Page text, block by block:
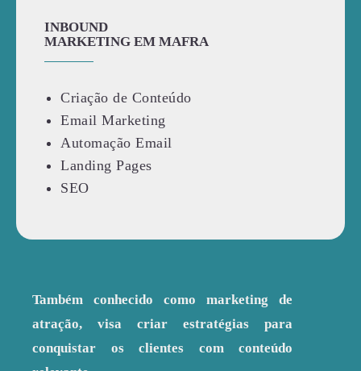
INBOUND
MARKETING EM MAFRA
Criação de Conteúdo
Email Marketing
Automação Email
Landing Pages
SEO
Também conhecido como marketing de
atração, visa criar estratégias para
conquistar os clientes com conteúdo